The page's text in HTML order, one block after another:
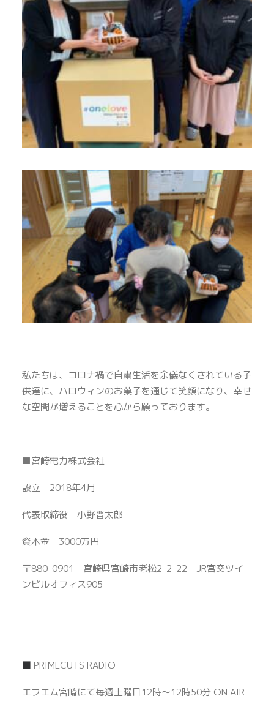
私たちは、コロナ禍で自粛生活を余儀なくされている子
供達に、ハロウィンのお菓子を通じて笑顔になり、幸せ
な空間が増えることを心から願っております。
■宮崎電力株式会社
設立 2018年4月
代表取締役 小野晋太郎
資本金 3000万円
〒880-0901 宮崎県宮崎市老松2-2-22 JR宮交ツイ
ンビルオフィス905
■ PRIMECUTS RADIO
エフエム宮崎にて毎週土曜日12時～12時50分 ON AIR